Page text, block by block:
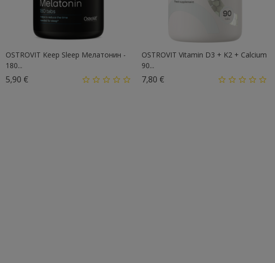
OSTROVIT Keep Sleep Мелатонин -
180...
5,90 €
OSTROVIT Vitamin D3 + K2 + Calcium
90...
7,80 €